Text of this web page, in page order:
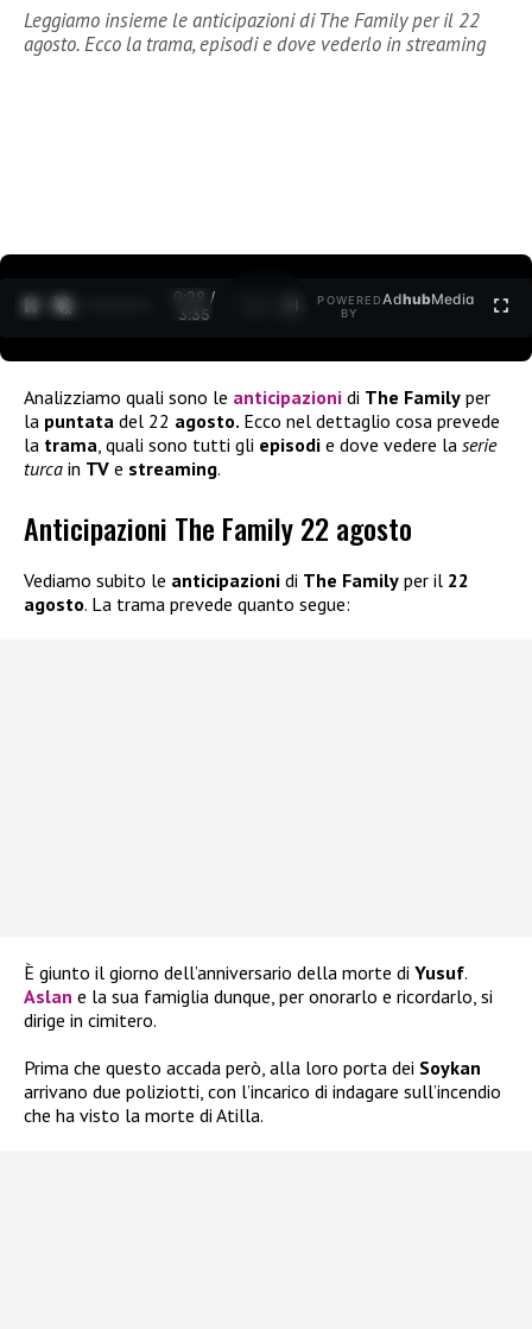
Leggiamo insieme le anticipazioni di The Family per il 22
agosto. Ecco la trama, episodi e dove vederlo in streaming
0:30 /
3:35
POWERED
BY
AdhubMedia
Analizziamo quali sono le anticipazioni di The Family per
la puntata del 22 agosto. Ecco nel dettaglio cosa prevede
la trama , quali sono tutti gli episodi e dove vedere la serie
turca in TV e streaming.
Anticipazioni The Family 22 agosto
Vediamo subito le anticipazioni di The Family per il 22
agosto. La trama prevede quanto segue:
È giunto il giorno dell’anniversario della morte di Yusuf.
Aslan e la sua famiglia dunque, per onorarlo e ricordarlo, si
dirige in cimitero.
Prima che questo accada però, alla loro porta dei Soykan
arrivano due poliziotti, con l’incarico di indagare sull’incendio
che ha visto la morte di Atilla.